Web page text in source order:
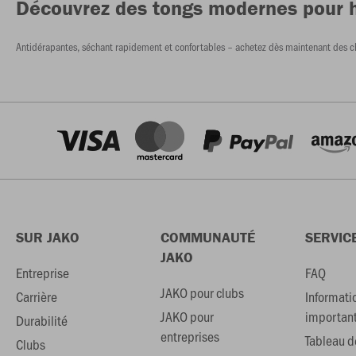
Découvrez des tongs modernes
Antidérapantes, séchant rapidement et confortables – achetez dès maintenant des
SUR JAKO
Entreprise
Carrière
Durabilité
Clubs
COMMUNAUTÉ
JAKO
JAKO pour clubs
JAKO pour
entreprises
FAQ
Tableau